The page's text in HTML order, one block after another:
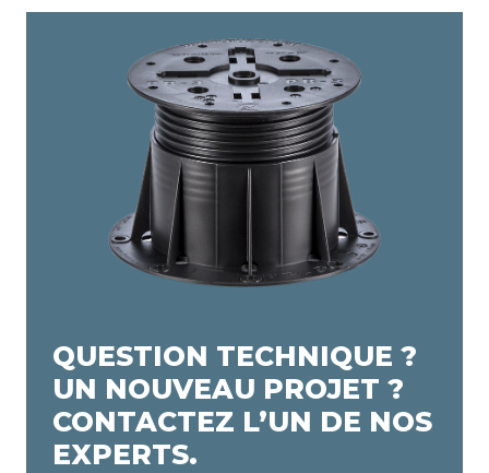
QUESTION TECHNIQUE ?
UN NOUVEAU PROJET ?
CONTACTEZ L’UN DE NOS
EXPERTS.